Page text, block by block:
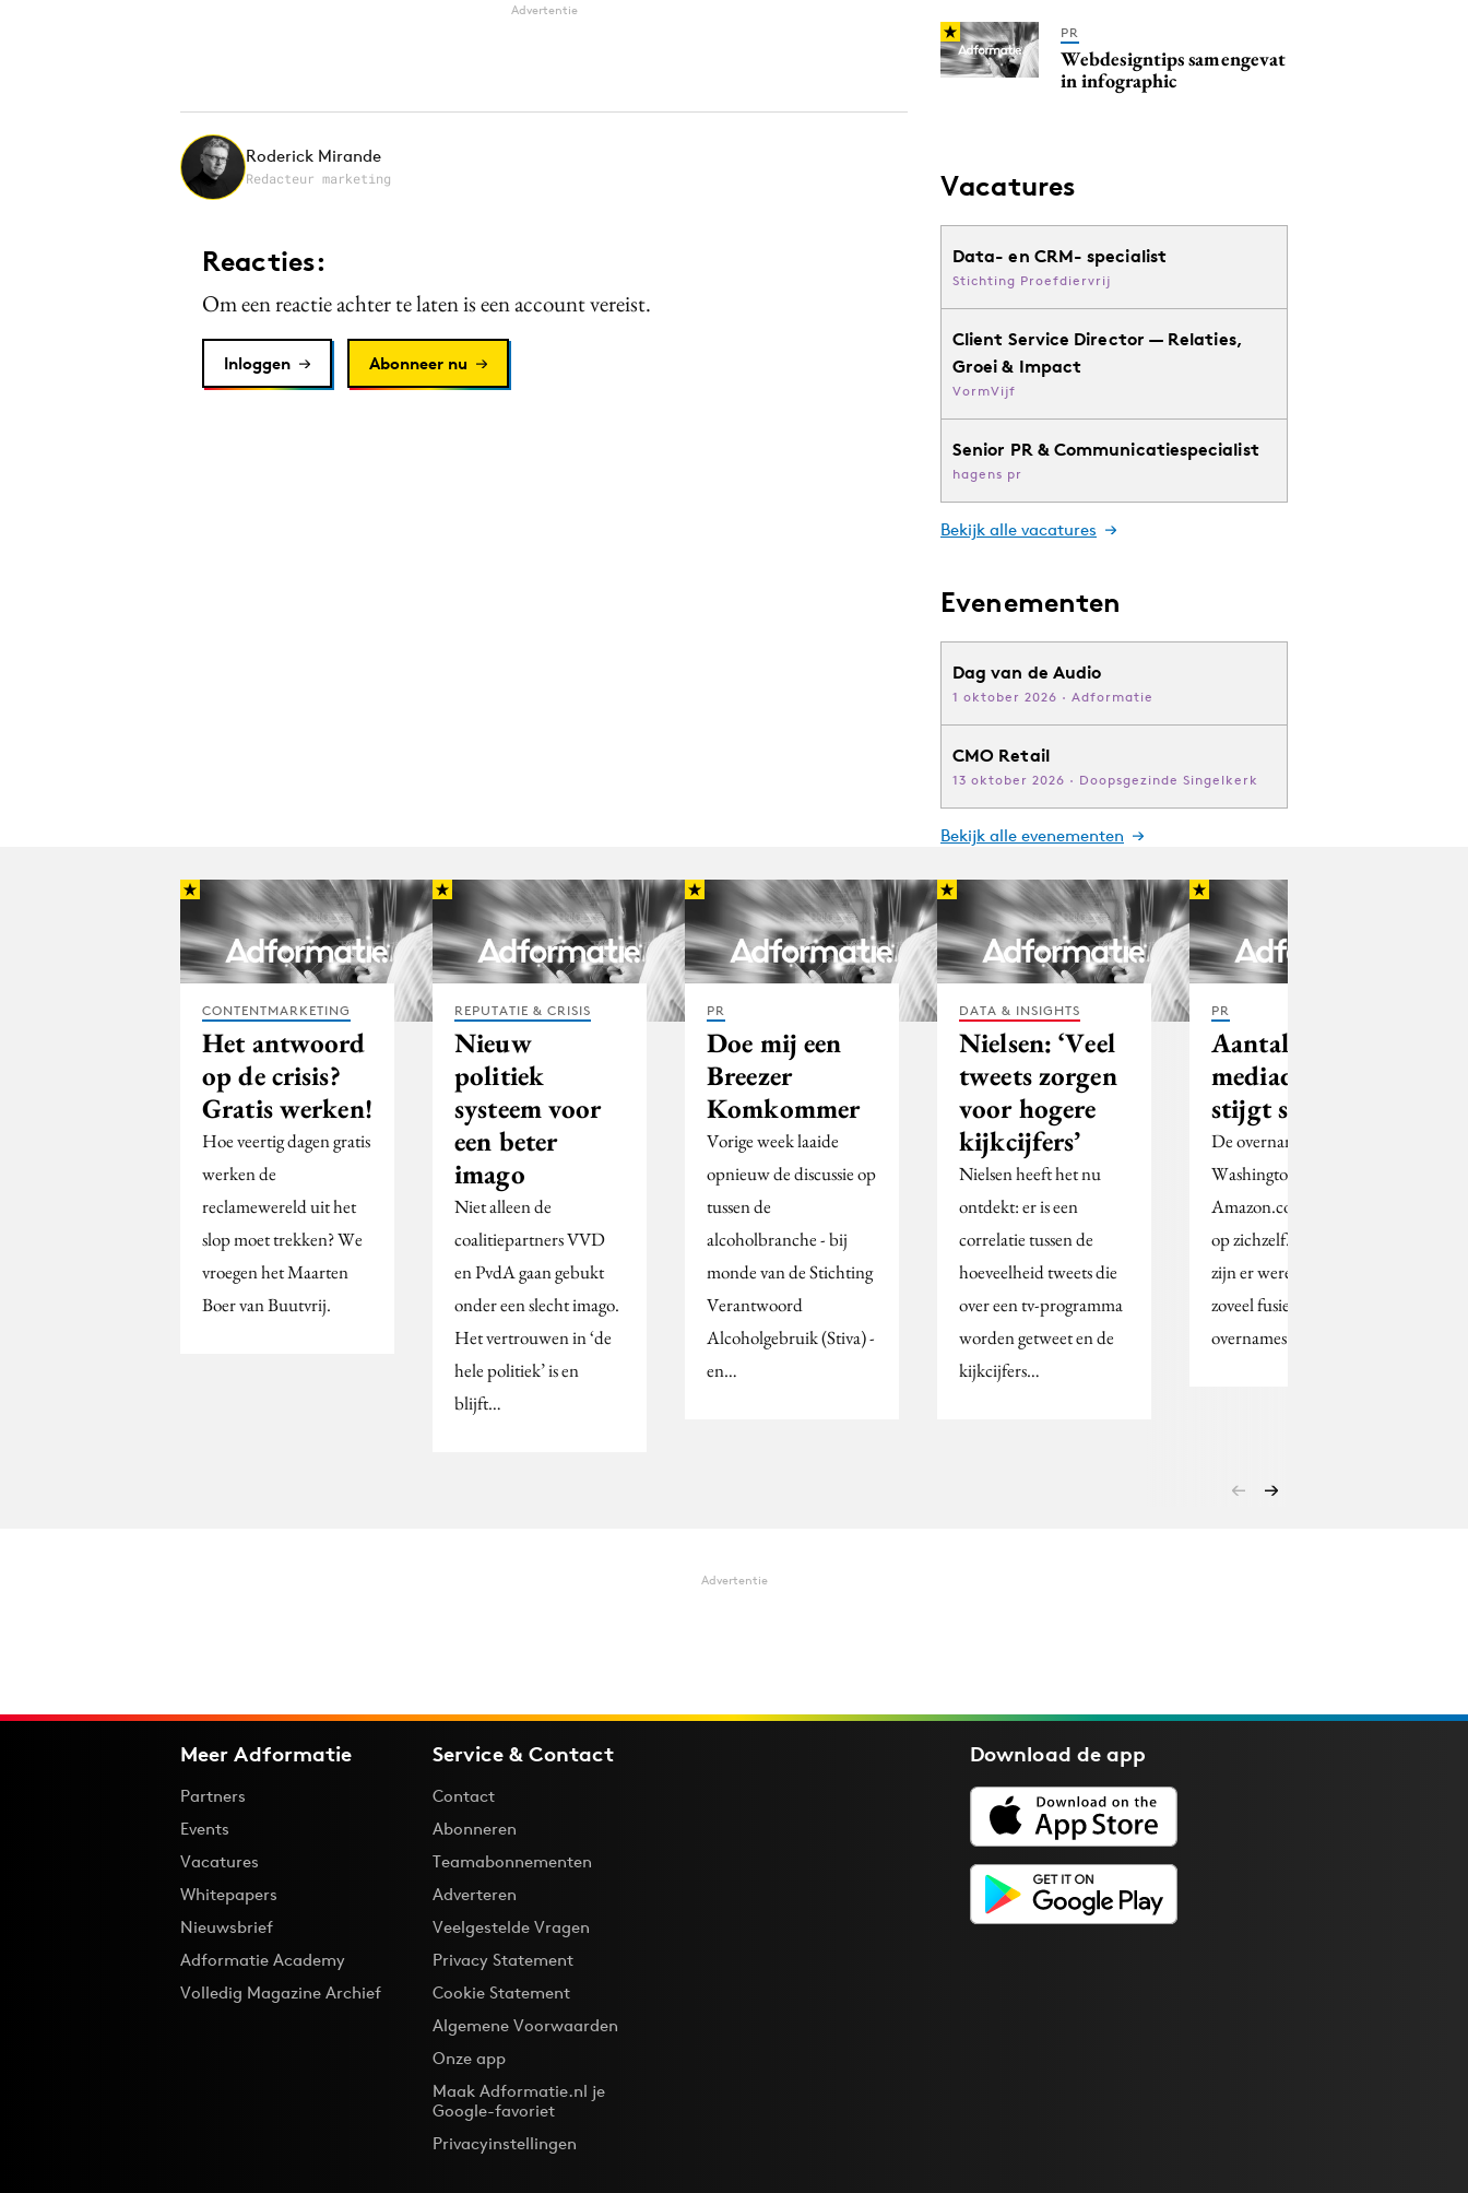
Advertentie
Roderick Mirande
Redacteur marketing
Reacties:
Om een reactie achter te laten is een account vereist.
Inloggen Abonneer nu
PR
Webdesigntips samengevat
in infographic
Vacatures
Data- en CRM- specialist
Stichting Proefdiervrij
Client Service Director — Relaties,
Groei & Impact
VormVijf
Senior PR & Communicatiespecialist
hagens pr
Bekijk alle vacatures
Evenementen
Dag van de Audio
1 oktober 2026 · Adformatie
CMO Retail
13 oktober 2026 · Doopsgezinde Singelkerk
Bekijk alle evenementen
CONTENTMARKETING
Het antwoord
op de crisis?
Gratis werken!
Hoe veertig dagen gratis
werken de
reclamewereld uit het
slop moet trekken? We
vroegen het Maarten
Boer van Buutvrij.
REPUTATIE & CRISIS
Nieuw
politiek
systeem voor
een beter
imago
Niet alleen de
coalitiepartners VVD
en PvdA gaan gebukt
onder een slecht imago.
Het vertrouwen in ‘de
hele politiek’ is en
blijft…
PR
Doe mij een
Breezer
Komkommer
Vorige week laaide
opnieuw de discussie op
tussen de
alcoholbranche - bij
monde van de Stichting
Verantwoord
Alcoholgebruik (Stiva) -
en…
DATA & INSIGHTS
Nielsen: ‘Veel
tweets zorgen
voor hogere
kijkcijfers’
Nielsen heeft het nu
ontdekt: er is een
correlatie tussen de
hoeveelheid tweets die
over een tv-programma
worden getweet en de
kijkcijfers…
PR
Aantal
mediadeals
stijgt sterk
De overname van de
Washington Post door
Amazon.com staat niet
op zichzelf. Sinds 2007
zijn er wereldwijd niet
zoveel fusies en
overnames…
Advertentie
Meer Adformatie
Partners
Events
Vacatures
Whitepapers
Nieuwsbrief
Adformatie Academy
Volledig Magazine Archief
Service & Contact
Contact
Abonneren
Teamabonnementen
Adverteren
Veelgestelde Vragen
Privacy Statement
Cookie Statement
Algemene Voorwaarden
Onze app
Maak Adformatie.nl je
Google-favoriet
Privacyinstellingen
Download deapp